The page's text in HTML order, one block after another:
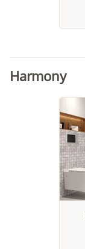
Harmony